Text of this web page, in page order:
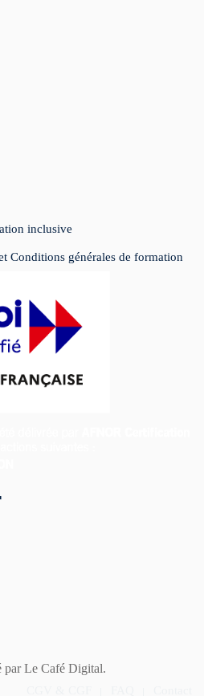
inclusive
Conditions générales de formation
Le Café Digital.